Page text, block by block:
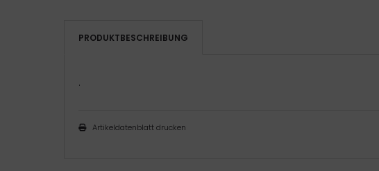
PRODUKTBESCHREIBUNG
.
Artikeldatenblatt drucken